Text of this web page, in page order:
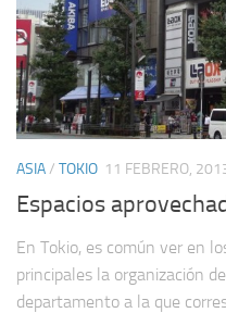
ASIA/ TOKIO 11 FEBRERO,
Espacios
En Tokio, es común ver en
principales la organización
departamento a la que